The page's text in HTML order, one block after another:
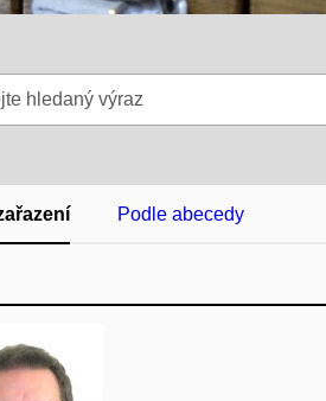
Podle abecedy